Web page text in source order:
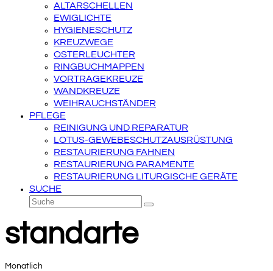
ALTARSCHELLEN
EWIGLICHTE
HYGIENESCHUTZ
KREUZWEGE
OSTERLEUCHTER
RINGBUCHMAPPEN
VORTRAGEKREUZE
WANDKREUZE
WEIHRAUCHSTÄNDER
PFLEGE
REINIGUNG UND REPARATUR
LOTUS-GEWEBESCHUTZAUSRÜSTUNG
RESTAURIERUNG FAHNEN
RESTAURIERUNG PARAMENTE
RESTAURIERUNG LITURGISCHE GERÄTE
SUCHE
Suche
Senden
standarte
Monatlich